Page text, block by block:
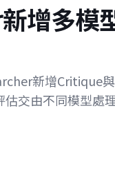
增多模
新增Critique
交由不同模型處